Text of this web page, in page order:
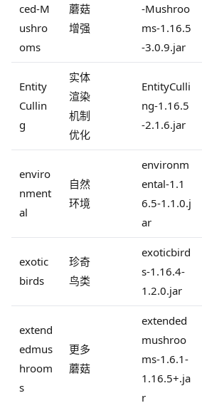
ced-M
ushro
oms
蘑菇
增强
-Mushroo
ms-1.16.5
-3.0.9.jar
Entity
Cullin
g
实体
渲染
机制
优化
EntityCulli
ng-1.16.5
-2.1.6.jar
enviro
nment
al
自然
环境
environm
ental-1.1
6.5-1.1.0.j
ar
exotic
birds
珍奇
鸟类
exoticbird
s-1.16.4-
1.2.0.jar
extend
edmus
hroom
s
更多
蘑菇
extended
mushroo
ms-1.6.1-
1.16.5+.ja
r